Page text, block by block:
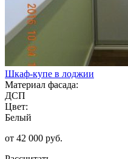
Шкаф-купе в лоджии
Материал фасада:
ДСП
Цвет:
Белый
от 42 000 руб.